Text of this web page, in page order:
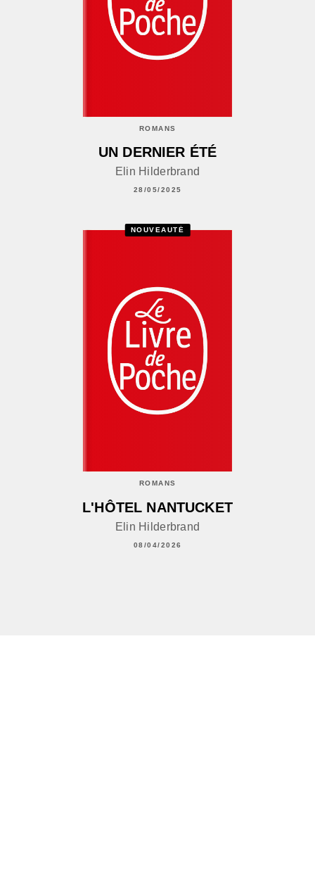
ROMANS
UN DERNIER ÉTÉ
Elin Hilderbrand
28/05/2025
NOUVEAUTÉ
ROMANS
L'HÔTEL NANTUCKET
Elin Hilderbrand
08/04/2026